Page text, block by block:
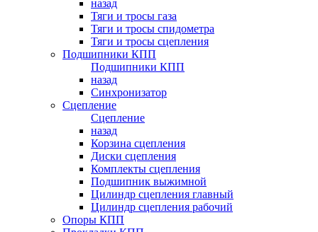
назад
Тяги и тросы газа
Тяги и тросы спидометра
Тяги и тросы сцепления
Подшипники КПП
Подшипники КПП
назад
Синхронизатор
Сцепление
Сцепление
назад
Корзина сцепления
Диски сцепления
Комплекты сцепления
Подшипник выжимной
Цилиндр сцепления главный
Цилиндр сцепления рабочий
Опоры КПП